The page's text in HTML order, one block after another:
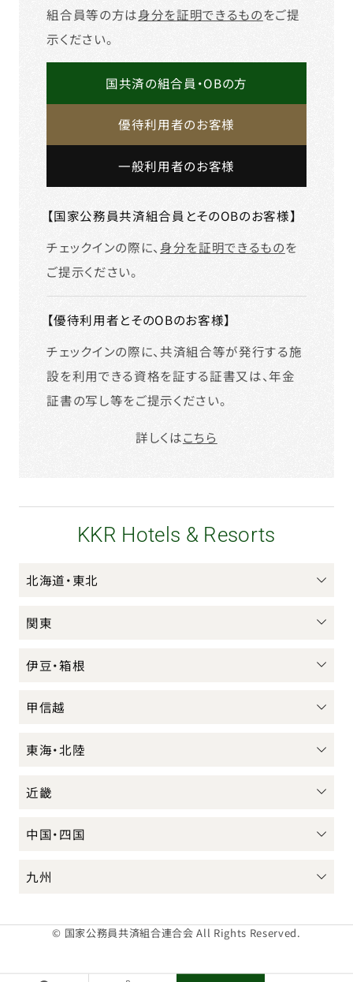
組合員等の方は身分を証明できるものをご提
示ください。
国共済の組合員・OBの方
優待利用者のお客様
一般利用者のお客様
【国家公務員共済組合員とそのOBのお客様】
チェックインの際に、身分を証明できるものを
ご提示ください。
【優待利用者とそのOBのお客様】
チェックインの際に、共済組合等が発行する施
設を利用できる資格を証する証書又は、年金
証書の写し等をご提示ください。
詳しくはこちら
KKR Hotels & Resorts
北海道・東北
関東
伊豆・箱根
甲信越
東海・北陸
近畿
中国・四国
九州
© 国家公務員共済組合連合会 All Rights Reserved.